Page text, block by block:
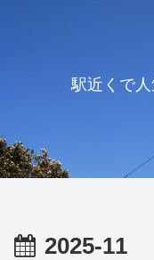
駅近くで人
2025-11